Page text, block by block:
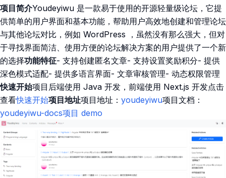
项目简介Youdeyiwu 是一款易于使用的开源轻量级论坛，它提
供简单的用户界面和基本功能，帮助用户高效地创建和管理论坛
与其他论坛对比，例如 WordPress ，虽然没有那么强大，但对
于寻找界面简洁、使用方便的论坛解决方案的用户提供了一个新
的选择功能特征- 支持创建匿名文章- 支持设置奖励积分- 提供
深色模式适配- 提供多语言界面- 文章审核管理- 动态权限管理
快速开始项目后端使用 Java 开发，前端使用 Next.js 开发点击
查看快速开始项目地址项目地址： youdeyiwu项目文档：
youdeyiwu-docs项目 demo